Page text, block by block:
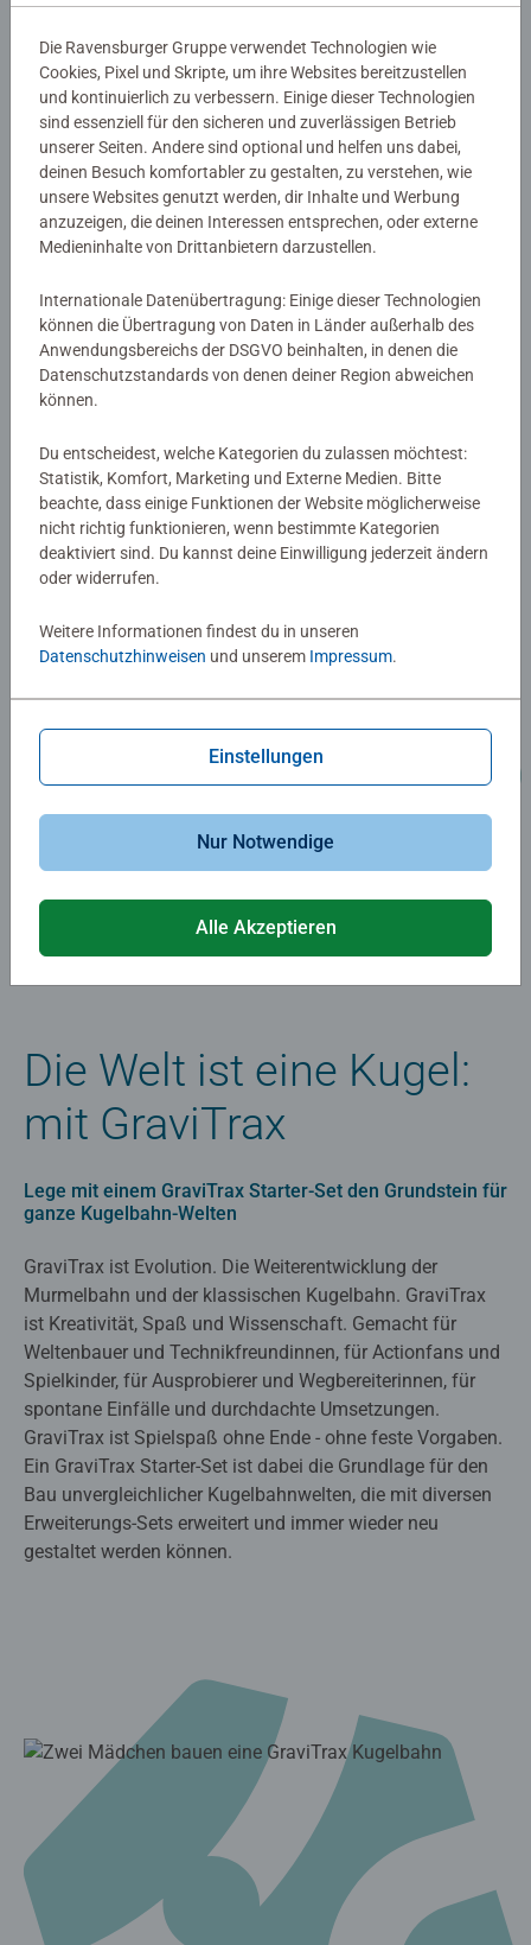
Der perfekte Einstieg in die Welt der Kugelbahnen
Die einen sagen GraviTrax Starter-Sets, die anderen: voller
Spaß voraus! Denn die Starter-Sets der angesagten
Kugelbahn von Ravensburger sind deine Eintrittskarte in
ein actionreiches Konstruktions- und Spieleabenteuer. Mit
einem GraviTrax Starter-Set können große und kleine
Konstrukteure ab 8 Jahren direkt in das riesige, endlos
Beispielbahnen und Anleitungen ermöglichen einen
spielerischen Einstieg in das GraviTrax Universum und
fördern die Kreativität zum Bauen eigener Bahnen.
Die Welt ist eine Kugel:
mit GraviTrax
Lege mit einem GraviTrax Starter-Set den Grundstein für
ganze Kugelbahn-Welten
GraviTrax ist Evolution. Die Weiterentwicklung der
Murmelbahn und der klassischen Kugelbahn. GraviTrax
ist Kreativität, Spaß und Wissenschaft. Gemacht für
Weltenbauer und Technikfreundinnen, für Actionfans und
Spielkinder, für Ausprobierer und Wegbereiterinnen, für
spontane Einfälle und durchdachte Umsetzungen.
GraviTrax ist Spielspaß ohne Ende - ohne feste Vorgaben.
Ein GraviTrax Starter-Set ist dabei die Grundlage für den
Bau unvergleichlicher Kugelbahnwelten, die mit diversen
Erweiterungs-Sets erweitert und immer wieder neu
gestaltet werden können.
Die Ravensburger Gruppe verwendet Technologien wie
Cookies, Pixel und Skripte, um ihre Websites bereitzustellen
und kontinuierlich zu verbessern. Einige dieser Technologien
sind essenziell für den sicheren und zuverlässigen Betrieb
unserer Seiten. Andere sind optional und helfen uns dabei,
deinen Besuch komfortabler zu gestalten, zu verstehen, wie
unsere Websites genutzt werden, dir Inhalte und Werbung
anzuzeigen, die deinen Interessen entsprechen, oder externe
Medieninhalte von Drittanbietern darzustellen.
Internationale Datenübertragung: Einige dieser Technologien
können die Übertragung von Daten in Länder außerhalb des
Anwendungsbereichs der DSGVO beinhalten, in denen die
Datenschutzstandards von denen deiner Region abweichen
können.
Du entscheidest, welche Kategorien du zulassen möchtest:
Statistik, Komfort, Marketing und Externe Medien. Bitte
beachte, dass einige Funktionen der Website möglicherweise
nicht richtig funktionieren, wenn bestimmte Kategorien
deaktiviert sind. Du kannst deine Einwilligung jederzeit ändern
oder widerrufen.
Weitere Informationen findest du in unseren
Datenschutzhinweisen und unserem Impressum.
Einstellungen
Nur Notwendige
Alle Akzeptieren